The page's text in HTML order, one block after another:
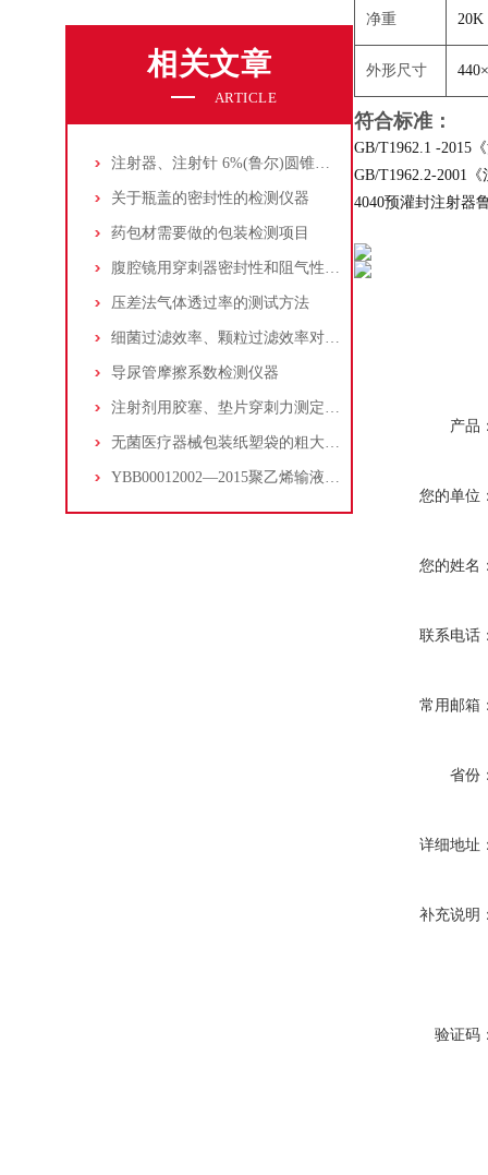
相关文章
ARTICLE
注射器、注射针 6%(鲁尔)圆锥接头综合性能测试
关于瓶盖的密封性的检测仪器
药包材需要做的包装检测项目
腹腔镜用穿刺器密封性和阻气性测试
压差法气体透过率的测试方法
细菌过滤效率、颗粒过滤效率对防护的效果
导尿管摩擦系数检测仪器
注射剂用胶塞、垫片穿刺力测定法YBB00322004-2015
无菌医疗器械包装纸塑袋的粗大泄漏测试
YBB00012002—2015聚乙烯输液瓶抗跌落的测试
净重 20K
外形尺寸
符合标准：
GB/T1962.1 -2015
GB/T1962.2-2001
4040预灌封注射器
产品
您的单位
您的姓名
联系电话
常用邮箱
省份
详细地址
补充说明
验证码